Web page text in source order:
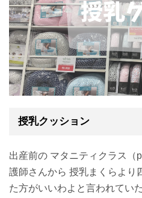
授乳クッション
出産前の マタニティクラス（
護師さんから 授乳まくらより
た方がいいわよと言われてい